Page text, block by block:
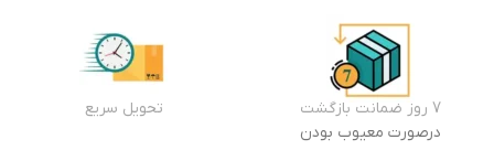
7 روز ضمانت بازگشت
درصورت معیوب بودن
تحویل سریع